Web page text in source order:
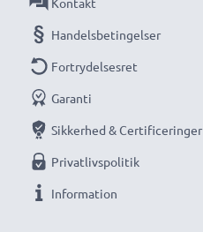
Handelsbetingelser
Fortrydelsesret
Garanti
Sikkerhed & Certificeringer
Privatlivspolitik
Information